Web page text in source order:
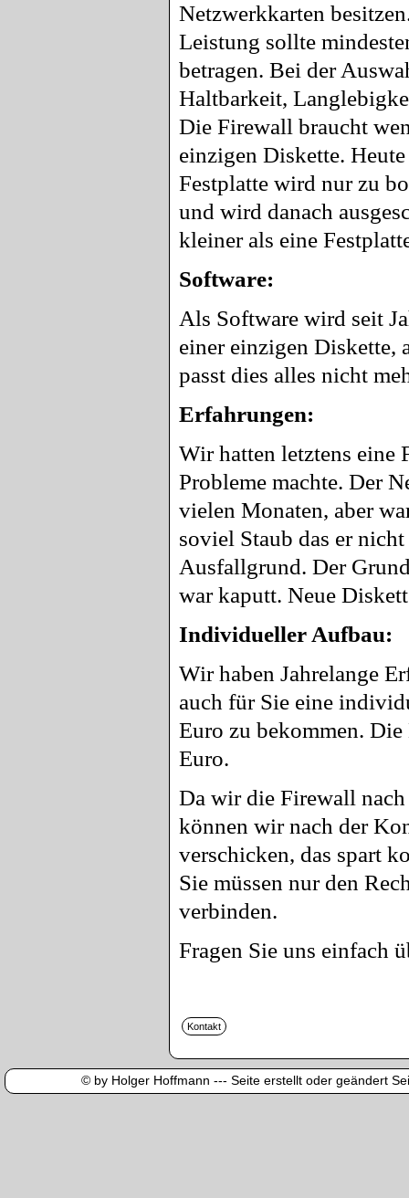
Netzwerkkarten
Leistung sollte
betragen. Bei der
Haltbarkeit,
Die Firewall braucht
einzigen Diskette.
Festplatte wird nur zu
und wird danach
kleiner als eine
Software:
Als Software wird seit
einer einzigen Diskette,
passt dies alles nicht
Erfahrungen:
Wir hatten letztens eine
Probleme machte. Der
vielen Monaten, aber
soviel Staub das er
Ausfallgrund. Der
war kaputt. Neue
Individueller Aufbau:
Wir haben Jahrelange
auch für Sie eine
Euro zu bekommen.
Euro.
Da wir die Firewall
können wir nach der
verschicken, das spart
Sie müssen nur den
verbinden.
Fragen Sie uns einfach
© by Holger Hoffmann --- Seite erstellt oder geändert